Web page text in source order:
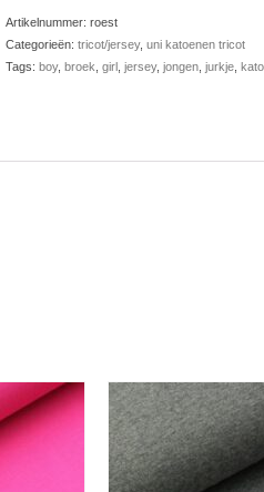
Artikelnummer: roest
Categorieën: tricot/jersey, uni katoenen tricot
Tags: boy, broek girl, jersey, jongen, jurkje,